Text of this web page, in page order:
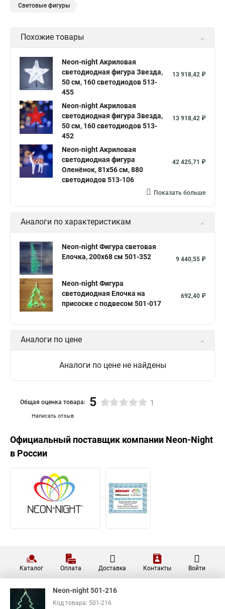
Световые фигуры
Похожие товары
Neon-night Акриловая
светодиодная фигура Звезда,
50 см, 160 светодиодов 513-
455
13 918,42 ₽
Neon-night Акриловая
светодиодная фигура Звезда,
50 см, 160 светодиодов 513-
452
13 918,42 ₽
Neon-night Акриловая
светодиодная фигура
Оленёнок, 81х56 см, 880
светодиодов 513-106
42 425,71 ₽
Показать больше
Аналоги по характеристикам
Neon-night Фигура световая
Елочка, 200х68 см 501-352
9 440,55 ₽
Neon-night Фигура
светодиодная Елочка на
присоске с подвесом 501-017
692,40 ₽
Аналоги по цене
Аналоги по цене не найдены
Написать отзыв
Общая оценка товара: 5 1
Официальный поставщик компании Neon-Night
в России
Каталог Оплата Доставка Контакты Войти
Neon-night 501-216
Код товара: 501-216